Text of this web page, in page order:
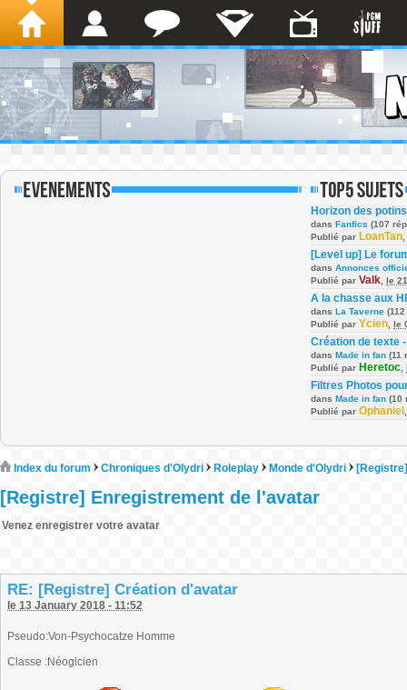
Horizon des potins
dans Fanfics (107
Publié par LoanTan
[Level up] Le
dans Annonces
Publié par Valk le
A la chasse aux
dans La Taverne
Publié par Ycien le
Création de texte
dans Made in fan (11
Publié par Heretoc
Filtres Photos
dans Made in fan (10
Publié par Ophaniel
Index du forum Chroniques d'Olydri Roleplay Monde d'Olydri
[Registre] Enregistrement de l'avatar
Venez enregistrer votre avatar
RE: [Registre] Création d'avatar
le 13 January 2018 - 11:52
Pseudo:Von-Psychocatze Homme
Classe :Néogicien